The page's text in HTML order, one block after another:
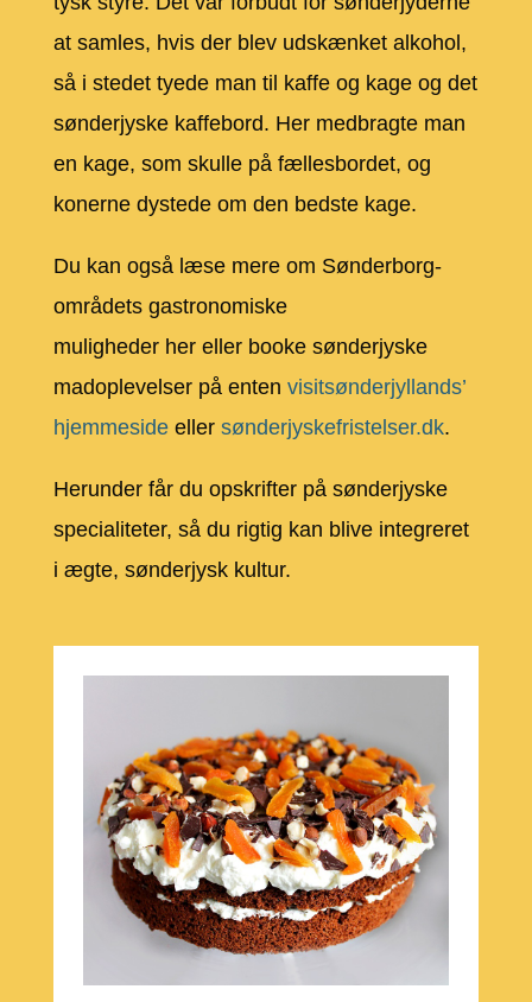
at samles, hvis der blev udskænket alkohol,
så i stedet tyede man til kaffe og kage og det
sønderjyske kaffebord. Her medbragte man
en kage, som skulle på fællesbordet, og
konerne dystede om den bedste kage.
Du kan også læse mere om Sønderborg-
områdets gastronomiske
muligheder her eller booke sønderjyske
madoplevelser på enten visitsønderjyllands’
hjemmesideeller sønderjyskefristelser.dk.
Herunder får du opskrifter på sønderjyske
specialiteter, så du rigtig kan blive integreret
i ægte, sønderjysk kultur.